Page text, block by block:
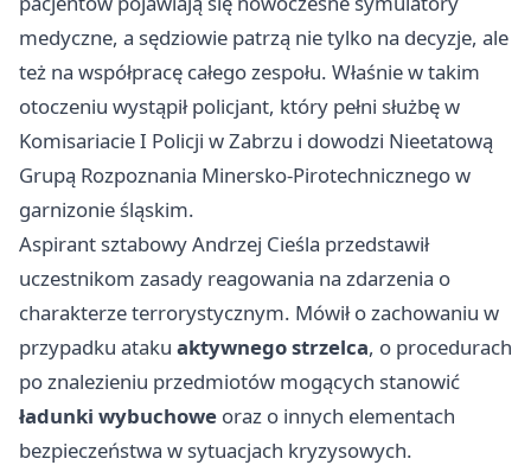
medyczne, a sędziowie patrzą nie tylko na decyzje, ale
też na współpracę całego zespołu. Właśnie w takim
otoczeniu wystąpił policjant, który pełni służbę w
Komisariacie I Policji w Zabrzu i dowodzi Nieetatową
Grupą Rozpoznania Minersko-Pirotechnicznego w
garnizonie śląskim.
Aspirant sztabowy Andrzej Cieśla przedstawił
uczestnikom zasady reagowania na zdarzenia o
charakterze terrorystycznym. Mówił o zachowaniu w
przypadku ataku aktywnego strzelca, o procedurach
po znalezieniu przedmiotów mogących stanowić
ładunki wybuchowe oraz o innych elementach
bezpieczeństwa w sytuacjach kryzysowych.